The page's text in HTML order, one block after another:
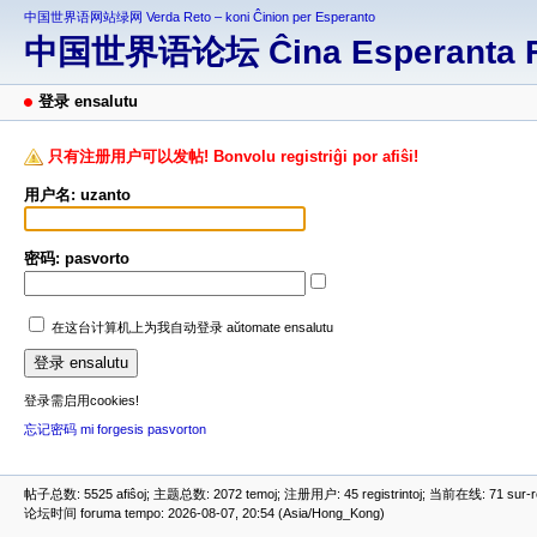
中国世界语网站绿网 Verda Reto – koni Ĉinion per Esperanto
中国世界语论坛 Ĉina Esperanta
登录 ensalutu
只有注册用户可以发帖! Bonvolu registriĝi por afiŝi!
用户名: uzanto
密码: pasvorto
在这台计算机上为我自动登录 aŭtomate ensalutu
登录需启用cookies!
忘记密码 mi forgesis pasvorton
帖子总数: 5525 afiŝoj; 主题总数: 2072 temoj; 注册用户: 45 registrintoj; 当前在线: 71
论坛时间 foruma tempo: 2026-08-07, 20:54 (Asia/Hong_Kong)